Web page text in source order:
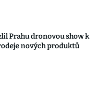
Prahu dronovou show k
nových produktů